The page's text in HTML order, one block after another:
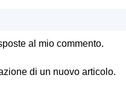
al mio commento.
di un nuovo articolo.